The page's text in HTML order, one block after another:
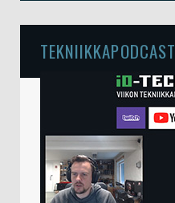
TEKNIIKKAPODCAST